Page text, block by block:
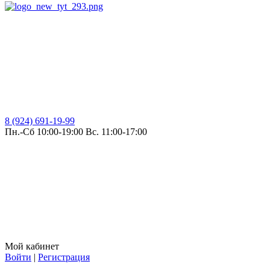
8 (924) 691-19-99
Пн.-Сб 10:00-19:00 Вс. 11:00-17:00
Мой кабинет
Войти | Регистрация